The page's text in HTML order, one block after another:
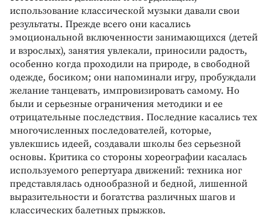
использование классической музыки давали свои
результаты. Прежде всего они касались
эмоциональной включенности занимающихся (детей
и взрослых), занятия увлекали, приносили радость,
особенно когда проходили на природе, в свободной
одежде, босиком; они напоминали игру, пробуждали
желание танцевать, импровизировать самому. Но
были и серьезные ограничения методики и ее
отрицательные последствия. Последние касались тех
многочисленных последователей, которые,
увлекшись идеей, создавали школы без серьезной
основы. Критика со стороны хореографии касалась
используемого репертуара движений: техника ног
представлялась однообразной и бедной, лишенной
выразительности и богатства различных шагов и
классических балетных прыжков.